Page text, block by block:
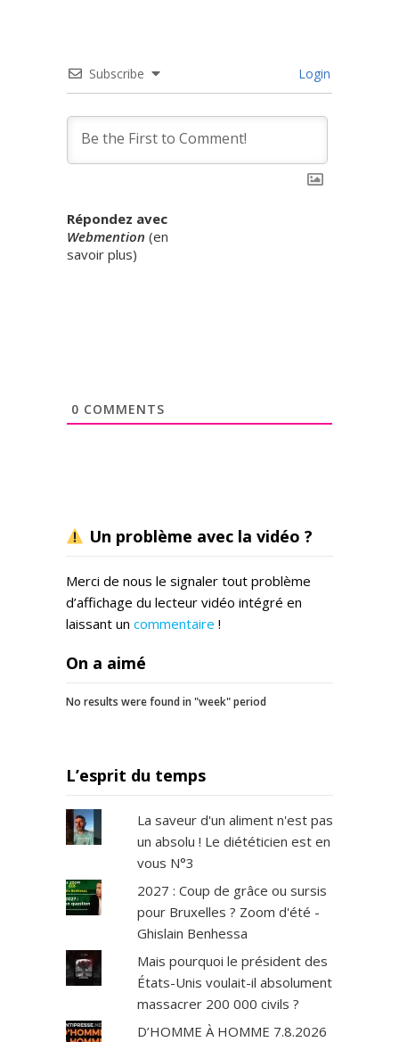
Subscribe Login
Répondez avec
Webmention (en
savoir plus)
0 COMMENTS
Un problème avec la vidéo ?
Merci de nous le signaler tout problème
d’affichage du lecteur vidéo intégré en
laissant un commentaire !
On a aimé
No results were found in "week" period
L’esprit du temps
La saveur d'un aliment n'est pas
un absolu ! Le diététicien est en
vous N°3
2027 : Coup de grâce ou sursis
pour Bruxelles ? Zoom d'été -
Ghislain Benhessa
Mais pourquoi le président des
États-Unis voulait-il absolument
massacrer 200 000 civils ?
D’HOMME À HOMME 7.8.2026